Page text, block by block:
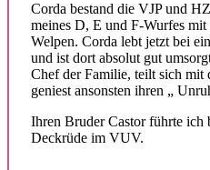
Corda bestand die VJP und
meines D, E und F-Wurfes mit
Welpen. Corda lebt jetzt bei
und ist dort absolut gut
Chef der Familie, teilt sich mit
geniest ansonsten ihren „
Ihren Bruder Castor führte ich
Deckrüde im VUV.